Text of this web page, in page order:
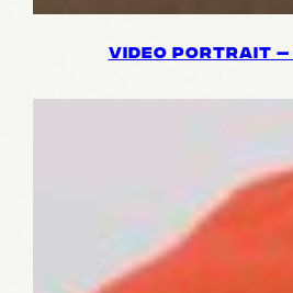
VIDEO PORT­RAIT —